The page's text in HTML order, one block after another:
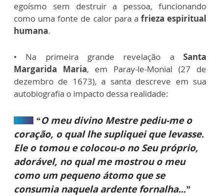
egoísmo sem destruir a pessoa, funcionando
como uma fonte de calor para a frieza espiritual
humana.
• Na primeira grande revelação a Santa
Margarida Maria, em Paray-le-Monial (27 de
dezembro de 1673), a santa descreve em sua
autobiografia o impacto dessa realidade:
“O meu divino Mestre pediu-me o
coração, o qual lhe supliquei que levasse.
Ele o tomou e colocou-o no Seu próprio,
adorável, no qual me mostrou o meu
como um pequeno átomo que se
consumia naquela ardente fornalha...”